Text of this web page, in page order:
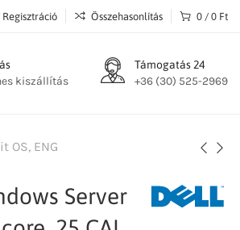
Összehasonlítás 0 / 0 Ft
kiszállítás
Támogatás 24
+36 (30) 525-2969
OS, ENG
Server